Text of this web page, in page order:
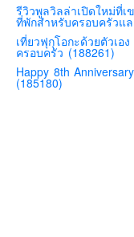
คิวชู – ฟุกุโอกะ ซ
ฟูจิ
ฮอกไกโด
เอเชีย
รีวิวพูลวิลล่าเปิดใหม่ที่
ที่พักสำหรับครอบครัวแ
เที่ยวฟุกุโอกะด้วยตัวเ
ครอบครัว (188261)
Happy 8th
(185180)